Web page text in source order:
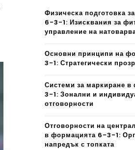
Физическа подготовка
6-3-1: Изисквания за
управление на
Основни принципи на
3-1: Стратегически
Системи за маркиране
3-1: Зонални и
отговорности
Отговорности на
в формацията 6-3-1:
напредък с топката